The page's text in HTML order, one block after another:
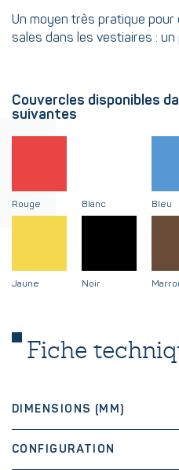
Un moyen très pratique
sales dans les vestiaires :
Couvercles disponibles
suivantes
Rouge Blanc Bleu
Jaune Noir
Fiche
DIMENSIONS (MM)
CONFIGURATION